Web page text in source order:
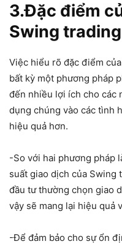
3.Đặc điểm
Swing trading
Việc hiểu rõ đặc điểm
bất kỳ một phương pháp
đến nhiều lợi ích cho các
dụng chúng vào các tình
hiệu quả hơn.
-So với hai phương pháp
suất giao dịch của Swing
đầu tư thường chọn giao
vậy sẽ mang lại hiệu quả
-Để đảm bảo cho sự ổn